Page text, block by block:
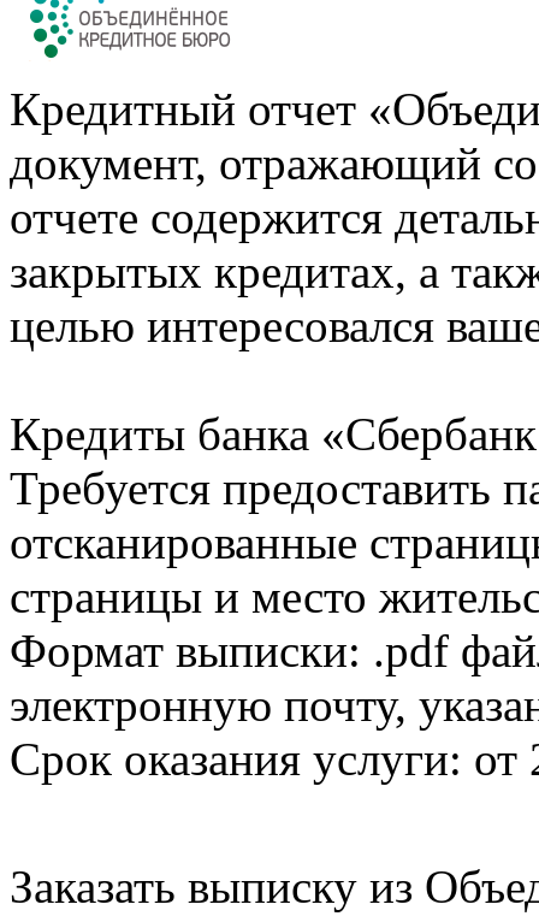
Кредитный отчет
документ, отражающий
отчете содержится
закрытых кредитах, а
целью интересовался
Кредиты банка
Требуется предоставить
отсканированные
страницы и место
Формат выписки: .pdf
электронную почту,
Срок оказания услуги: от
Заказать выписку из